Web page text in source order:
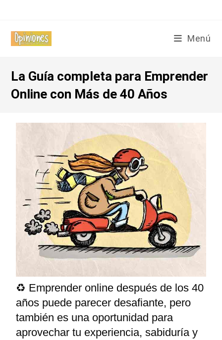
Menú
La Guía completa para Emprender
Online con Más de 40 Años
♻️ Emprender online después de los 40
años puede parecer desafiante, pero
también es una oportunidad para
aprovechar tu experiencia, sabiduría y